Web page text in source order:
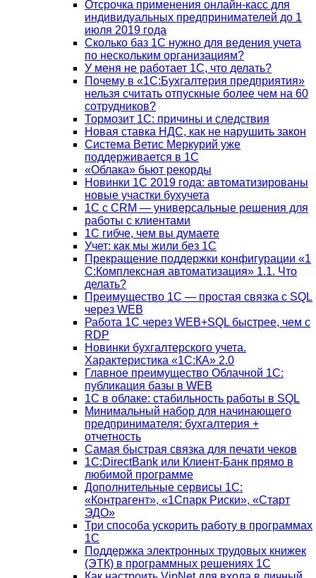
Отсрочка применения онлайн-касс для
индивидуальных предпринимателей до 1
июля 2019 года
Сколько баз 1C нужно для ведения учета
по нескольким организациям?
У меня не работает 1С, что делать?
Почему в «1С:Бухгалтерия предприятия»
нельзя считать отпускные более чем на 60
сотрудников?
Тормозит 1C: причины и следствия
Новая ставка НДС, как не нарушить закон
Система Ветис Меркурий уже
поддерживается в 1С
«Облака» бьют рекорды
Новинки 1С 2019 года: автоматизированы
новые участки бухучета
1С с CRM — универсальные решения для
работы с клиентами
1С гибче, чем вы думаете
Учет: как мы жили без 1С
Прекращение поддержки конфигурации «1
С:Комплексная автоматизация» 1.1. Что
делать?
Преимущество 1С — простая связка с SQL
через WEB
Работа 1С через WEB+SQL быстрее, чем с
RDP
Новинки бухгалтерского учета.
Характеристика «1С:КА» 2.0
Главное преимущество Облачной 1С:
публикация базы в WEB
1С в облаке: стабильность работы в SQL
Минимальный набор для начинающего
предпринимателя: бухгалтерия +
отчетность
Самая быстрая связка для печати чеков
1С:DirectBank или Клиент-Банк прямо в
любимой программе
Дополнительные сервисы 1С:
«Контрагент», «1Спарк Риски», «Старт
ЭДО»
Три способа ускорить работу в программах
1С
Поддержка электронных трудовых книжек
(ЭТК) в программных решениях 1С